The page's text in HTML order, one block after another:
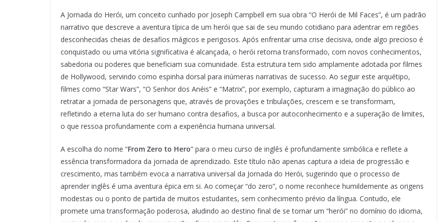
A Jornada do Herói, um conceito cunhado por Joseph Campbell em sua obra “O Herói de Mil Faces”, é um padrão
narrativo que descreve a aventura típica de um herói que sai de seu mundo cotidiano para adentrar em regiões
desconhecidas cheias de desafios mágicos e perigosos. Após enfrentar uma crise decisiva, onde algo precioso é
conquistado ou uma vitória significativa é alcançada, o herói retorna transformado, com novos conhecimentos,
sabedoria ou poderes que beneficiam sua comunidade. Esta estrutura tem sido amplamente adotada por filmes
de Hollywood, servindo como espinha dorsal para inúmeras narrativas de sucesso. Ao seguir este arquétipo,
filmes como “Star Wars”, “O Senhor dos Anéis” e “Matrix”, por exemplo, capturam a imaginação do público ao
retratar a jornada de personagens que, através de provações e tribulações, crescem e se transformam,
refletindo a eterna luta do ser humano contra desafios, a busca por autoconhecimento e a superação de limites,
o que ressoa profundamente com a experiência humana universal.
A escolha do nome “From Zero to Hero” para o meu curso de inglês é profundamente simbólica e reflete a
essência transformadora da jornada de aprendizado. Este título não apenas captura a ideia de progressão e
crescimento, mas também evoca a narrativa universal da Jornada do Herói, sugerindo que o processo de
aprender inglês é uma aventura épica em si. Ao começar “do zero”, o nome reconhece humildemente as origens
modestas ou o ponto de partida de muitos estudantes, sem conhecimento prévio da língua. Contudo, ele
promete uma transformação poderosa, aludindo ao destino final de se tornar um “herói” no domínio do idioma,